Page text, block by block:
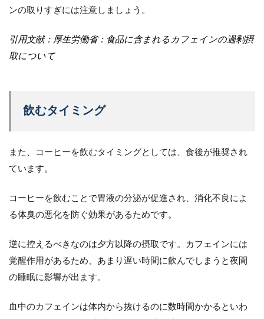
ンの取りすぎには注意しましょう。
引用文献： 厚生労働省：食品に含まれるカフェインの過剰摂
取について
飲むタイミング
また、コーヒーを飲むタイミングとしては、食後が推奨され
ています。
コーヒーを飲むことで胃液の分泌が促進され、消化不良によ
る体臭の悪化を防ぐ効果があるためです。
逆に控えるべきなのは夕方以降の摂取です。カフェインには
覚醒作用があるため、あまり遅い時間に飲んでしまうと夜間
の睡眠に影響が出ます。
血中のカフェインは体内から抜けるのに数時間かかるといわ